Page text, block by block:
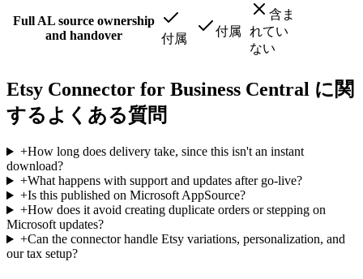
Full AL source ownership
and handover
付属
付属
含ま
れてい
ない
Etsy Connector for Business Central に関
するよくある質問
+How long does delivery take, since this isn't an instant
download?
+What happens with support and updates after go-live?
+Is this published on Microsoft AppSource?
+How does it avoid creating duplicate orders or stepping on
Microsoft updates?
+Can the connector handle Etsy variations, personalization, and
our tax setup?